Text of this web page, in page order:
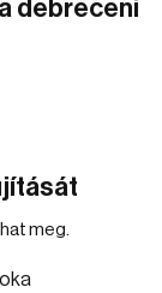
debreceni
meg.